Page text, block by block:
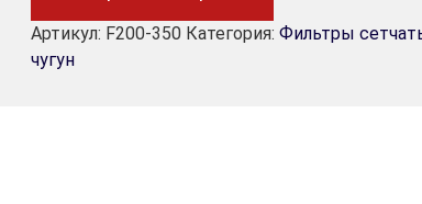
Артикул: F200-350 Категория: Фильтры
чугун